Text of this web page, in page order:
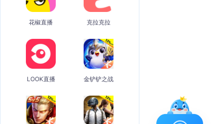
花椒直播 克拉克拉
LOOK直播 金铲铲之战